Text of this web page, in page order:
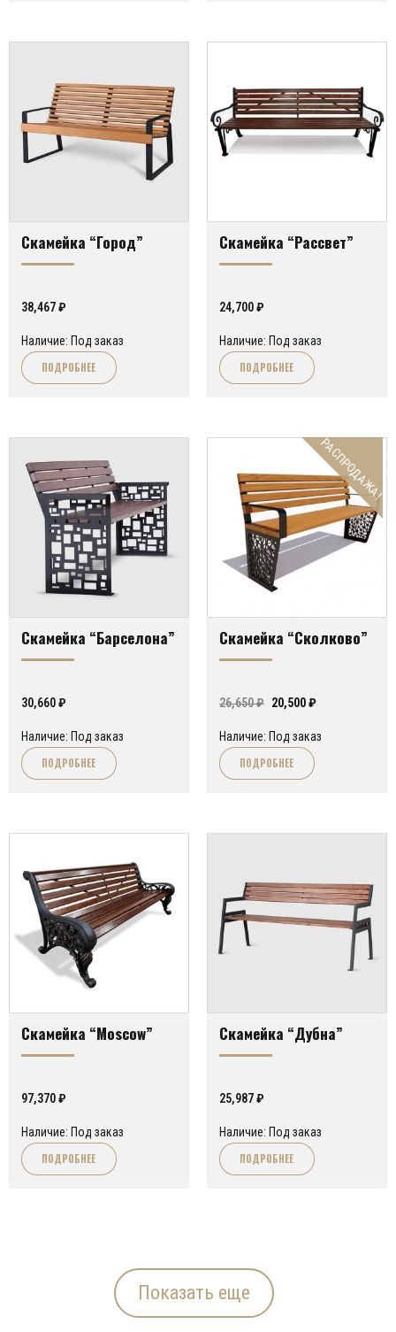
Скамейка “Город”
38,467₽
Наличие: Под заказ
ПОДРОБНЕЕ
Скамейка “Рассвет”
24,700₽
Наличие: Под заказ
ПОДРОБНЕЕ
Скамейка “Барселона”
30,660₽
Наличие: Под заказ
ПОДРОБНЕЕ
РАСПРОДАЖА!
Скамейка “Сколково”
26,650₽ Первоначальная
составляла
26,650 ₽.
20,500₽Текущая
20,500 ₽.
Наличие: Под заказ
ПОДРОБНЕЕ
Скамейка “Moscow”
97,370₽
Наличие: Под заказ
ПОДРОБНЕЕ
Скамейка “Дубна”
25,987₽
Наличие: Под заказ
ПОДРОБНЕЕ
Показать еще